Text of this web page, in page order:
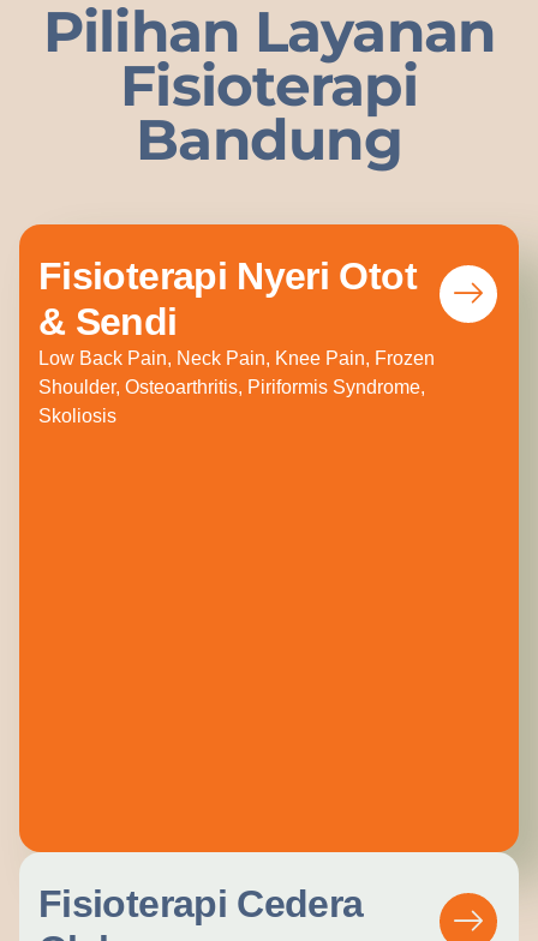
Pilihan Layanan
Fisioterapi
Bandung
Fisioterapi Nyeri Otot
& Sendi
Low Back Pain, Neck Pain, Knee Pain, Frozen
Shoulder, Osteoarthritis, Piriformis Syndrome,
Skoliosis
Fisioterapi Cedera